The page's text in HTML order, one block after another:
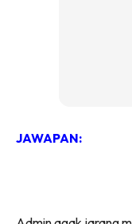
JAWAPAN: